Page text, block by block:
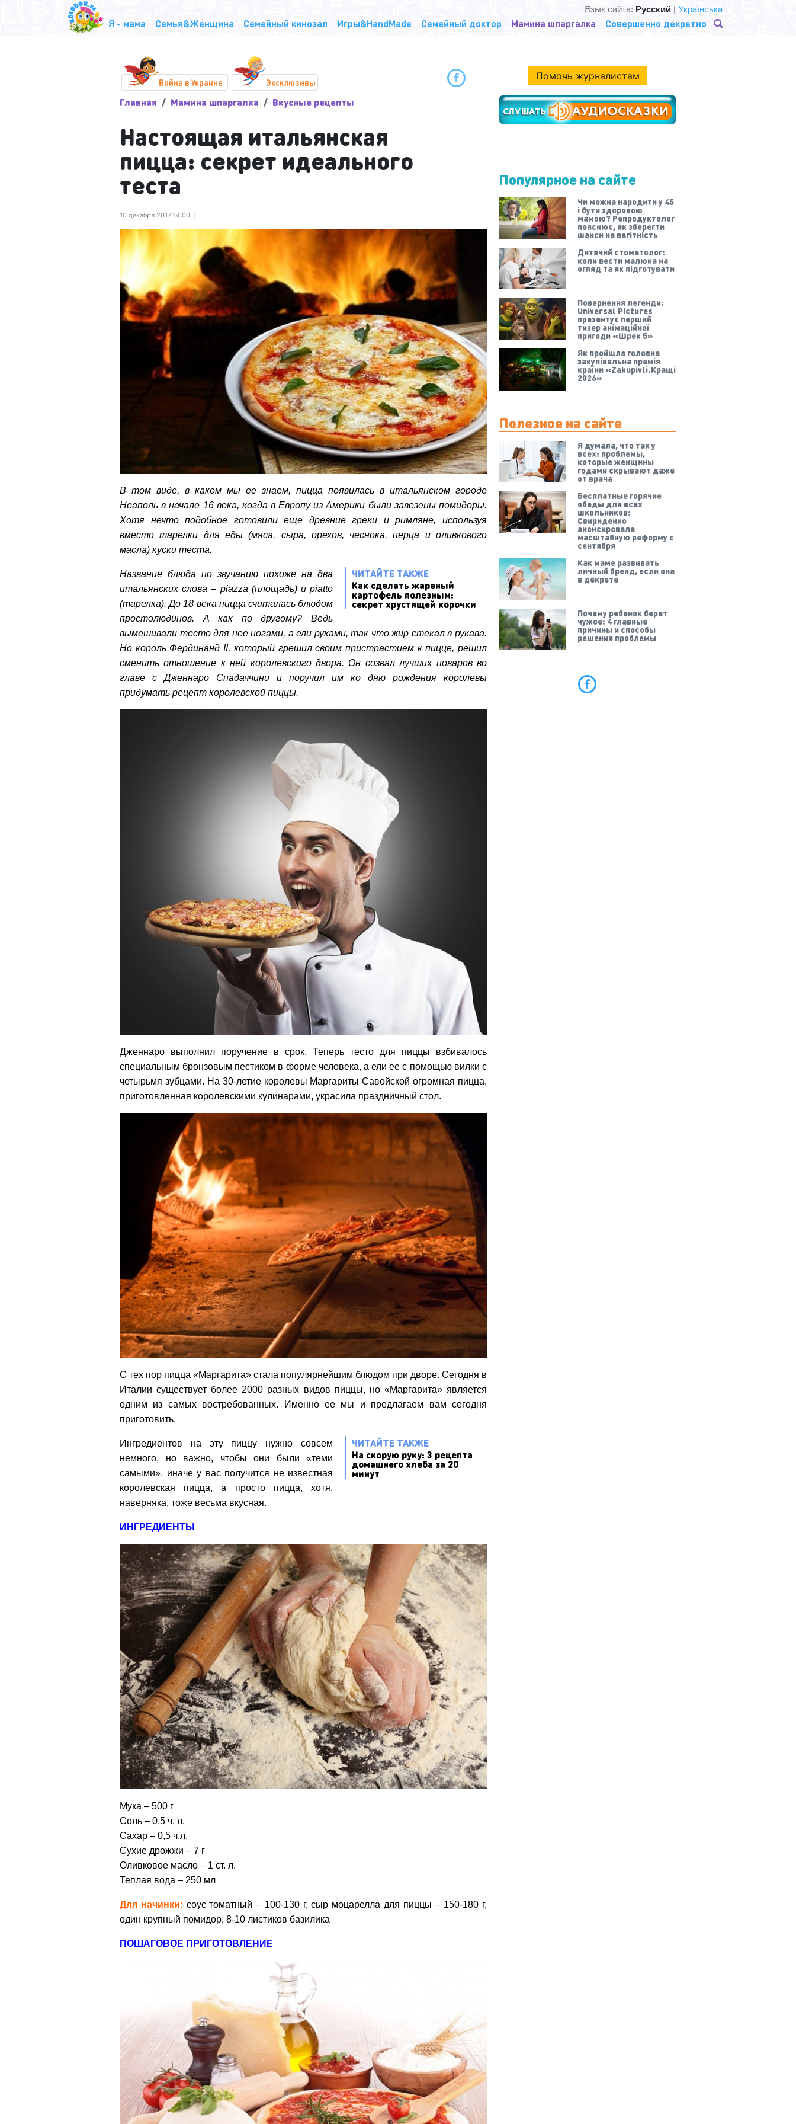
Я - мама Семья&Женщина Семейный кинозал Игры&HandMade Семейный доктор Мамина шпаргалка Совершенно декретно
Язык сайта: Русский | Українська
Война в Украине Эксклюзивы
Главная Мамина шпаргалка Вкусные рецепты
Настоящая итальянская
пицца: секрет идеального
теста
10 декабря 2017 14:00
В том виде, в каком мы ее знаем, пицца появилась в итальянском городе
Неаполь в начале 16 века, когда в Европу из Америки были завезены помидоры.
Хотя нечто подобное готовили еще древние греки и римляне, используя
вместо тарелки для еды (мяса, сыра, орехов, чеснока, перца и оливкового
масла) куски теста.
ЧИТАЙТЕ ТАКЖЕ
Как сделать жареный
картофель полезным:
секрет хрустящей корочки
Название блюда по звучанию похоже на два
итальянских слова – piazza (площадь) и piatto
(тарелка). До 18 века пицца считалась блюдом
простолюдинов. А как по другому? Ведь
вымешивали тесто для нее ногами, а ели руками, так что жир стекал в рукава.
Но король Фердинанд II, который грешил своим пристрастием к пицце, решил
сменить отношение к ней королевского двора. Он созвал лучших поваров во
главе с Дженнаро Спадаччини и поручил им ко дню рождения королевы
придумать рецепт королевской пиццы.
Дженнаро выполнил поручение в срок. Теперь тесто для пиццы взбивалось
специальным бронзовым пестиком в форме человека, а ели ее с помощью вилки с
четырьмя зубцами. На 30-летие королевы Маргариты Савойской огромная пицца,
приготовленная королевскими кулинарами, украсила праздничный стол.
С тех пор пицца «Маргарита» стала популярнейшим блюдом при дворе. Сегодня в
Италии существует более 2000 разных видов пиццы, но «Маргарита» является
одним из самых востребованных. Именно ее мы и предлагаем вам сегодня
приготовить.
ЧИТАЙТЕ ТАКЖЕ
На скорую руку: 3 рецепта
домашнего хлеба за 20
минут
Ингредиентов на эту пиццу нужно совсем
немного, но важно, чтобы они были «теми
самыми», иначе у вас получится не известная
королевская пицца, а просто пицца, хотя,
наверняка, тоже весьма вкусная.
ИНГРЕДИЕНТЫ
Мука – 500 г
Соль – 0,5 ч. л.
Сахар – 0,5 ч.л.
Сухие дрожжи – 7 г
Оливковое масло – 1 ст. л.
Теплая вода – 250 мл
Для начинки: соус томатный – 100-130 г, сыр моцарелла для пиццы – 150-180 г,
один крупный помидор, 8-10 листиков базилика
ПОШАГОВОЕ ПРИГОТОВЛЕНИЕ
Помочь журналистам
Популярное на сайте
Чи можна народити у 45
і бути здоровою
мамою? Репродуктолог
пояснює, як зберегти
шанси на вагітність
Дитячий стоматолог:
коли вести малюка на
огляд та як підготувати
Повернення легенди:
Universal Pictures
презентує перший
тизер анімаційної
пригоди «Шрек 5»
Як пройшла головна
закупівельна премія
країни «Zakupivli.Кращі
2026»
Полезное на сайте
Я думала, что так у
всех: проблемы,
которые женщины
годами скрывают даже
от врача
Бесплатные горячие
обеды для всех
школьников:
Свириденко
анонсировала
масштабную реформу с
сентября
Как маме развивать
личный бренд, если она
в декрете
Почему ребенок берет
чужое: 4 главные
причины и способы
решения проблемы